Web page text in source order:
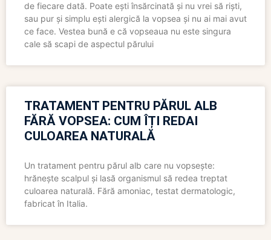
de fiecare dată. Poate ești însărcinată și nu vrei să riști,
sau pur și simplu ești alergică la vopsea și nu ai mai avut
ce face. Vestea bună e că vopseaua nu este singura
cale să scapi de aspectul părului
TRATAMENT PENTRU PĂRUL ALB
FĂRĂ VOPSEA: CUM ÎȚI REDAI
CULOAREA NATURALĂ
Un tratament pentru părul alb care nu vopsește:
hrănește scalpul și lasă organismul să redea treptat
culoarea naturală. Fără amoniac, testat dermatologic,
fabricat în Italia.